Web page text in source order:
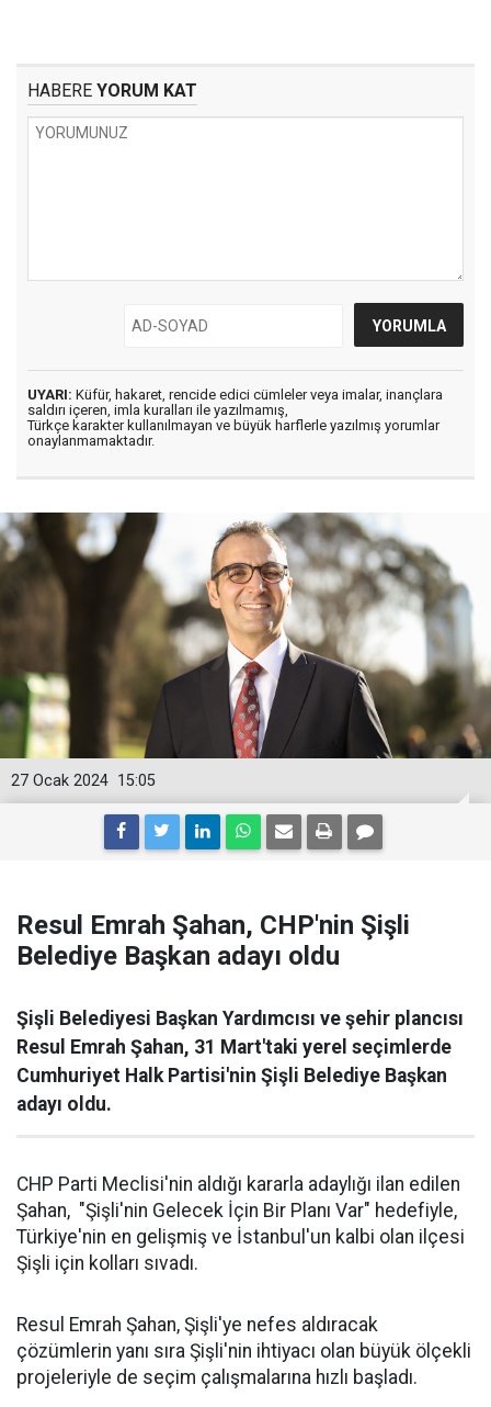
HABERE YORUM KAT
UYARI: Küfür, hakaret, rencide edici cümleler veya imalar, inançlara
saldırı içeren, imla kuralları ile yazılmamış,
Türkçe karakter kullanılmayan ve büyük harflerle yazılmış yorumlar
onaylanmamaktadır.
15:05
27 Ocak 2024
Resul Emrah Şahan, CHP'nin Şişli
Belediye Başkan adayı oldu
Şişli Belediyesi Başkan Yardımcısı ve şehir plancısı
Resul Emrah Şahan, 31 Mart'taki yerel seçimlerde
Cumhuriyet Halk Partisi'nin Şişli Belediye Başkan
adayı oldu.
CHP Parti Meclisi'nin aldığı kararla adaylığı ilan edilen
Şahan, "Şişli'nin Gelecek İçin Bir Planı Var" hedefiyle,
Türkiye'nin en gelişmiş ve İstanbul'un kalbi olan ilçesi
Şişli için kolları sıvadı.
Resul Emrah Şahan, Şişli'ye nefes aldıracak
çözümlerin yanı sıra Şişli'nin ihtiyacı olan büyük ölçekli
projeleriyle de seçim çalışmalarına hızlı başladı.